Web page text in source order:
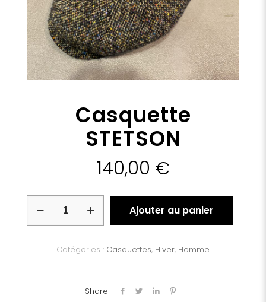
Casquette
STETSON
140,00 €
Ajouter au panier
Catégories : Casquettes, Hiver, Homme
Share